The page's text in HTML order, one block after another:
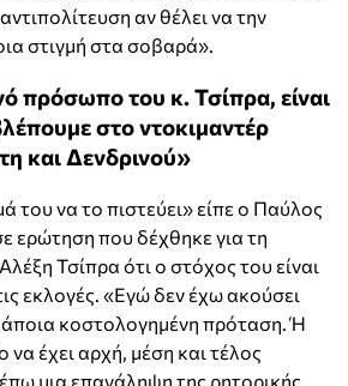
αν θέλει να την
στιγμή στα σοβαρά».
πρόσωπο του κ. Τσίπρα, είναι
στο ντοκιμαντέρ
και Δενδρινού»
του να το πιστεύει» είπε ο Παύλος
ερώτηση που δέχθηκε για τη
Τσίπρα ότι ο στόχος του είναι
εκλογές. «Εγώ δεν έχω ακούσει
κοστολογημένη πρόταση. Ή
να έχει αρχή, μέση και τέλος
μια επανάληψη της ρητορικής